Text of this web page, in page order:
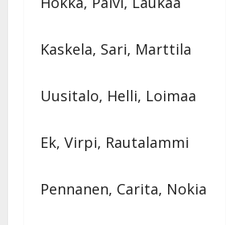
Kaskela, Sari, Marttila
Uusitalo, Helli, Loimaa
Ek, Virpi, Rautalammi
Pennanen, Carita, Nokia